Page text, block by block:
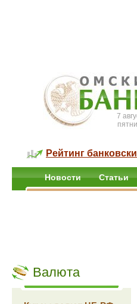
7
Рейтинг
Новости Статьи
Валюта